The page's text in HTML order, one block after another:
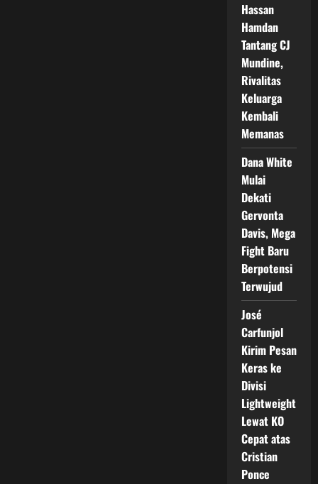
Hassan
Hamdan
Tantang CJ
Mundine,
Rivalitas
Keluarga
Kembali
Memanas
Dana White
Mulai
Dekati
Gervonta
Davis, Mega
Fight Baru
Berpotensi
Terwujud
José
Carfunjol
Kirim Pesan
Keras ke
Divisi
Lightweight
Lewat KO
Cepat atas
Cristian
Ponce